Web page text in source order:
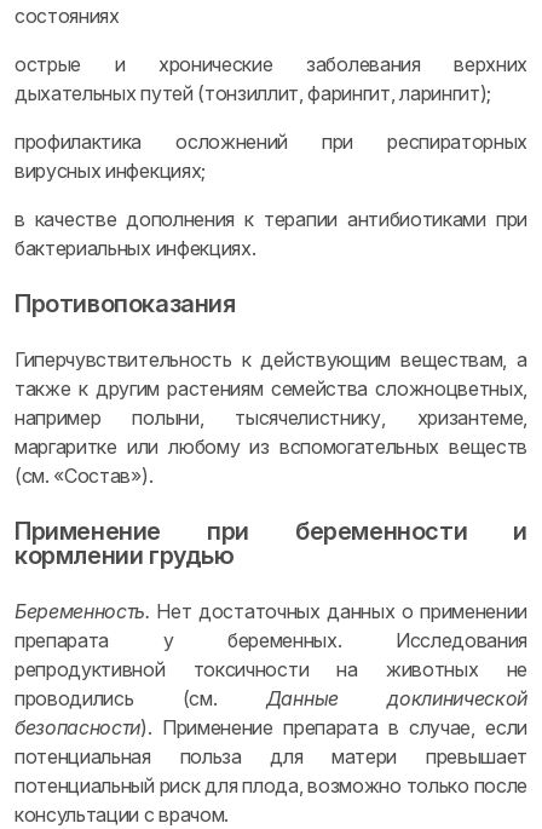
состояниях
острые и хронические заболевания верхних
дыхательных путей (тонзиллит, фарингит, ларингит);
профилактика осложнений при респираторных
вирусных инфекциях;
в качестве дополнения к терапии антибиотиками при
бактериальных инфекциях.
Противопоказания
Гиперчувствительность к действующим веществам, а
также к другим растениям семейства сложноцветных,
например полыни, тысячелистнику, хризантеме,
маргаритке или любому из вспомогательных веществ
(см. «Состав»).
Применение при беременности и
кормлении грудью
Беременность. Нет достаточных данных о применении
препарата у беременных. Исследования
репродуктивной токсичности на животных не
проводились (см. Данные доклинической
безопасности). Применение препарата в случае, если
потенциальная польза для матери превышает
потенциальный риск для плода, возможно только после
консультации с врачом.